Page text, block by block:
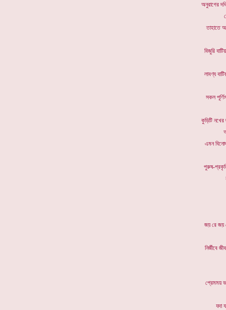
বিজুরি
লাবণ্য
সকল
কুড়িটি
এমন
পুরুষ-
জয় রে
প্রেমময়
যদা